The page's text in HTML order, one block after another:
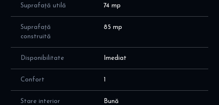
Suprafață utilă 74 mp
Suprafață
construită
85 mp
Disponibilitate Imediat
Confort 1
Stare interior Bună